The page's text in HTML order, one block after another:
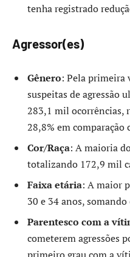
tenha registrado
Agressor(es)
Gênero: Pela primeira
suspeitas de agressão
283,1 mil ocorrências,
28,8% em comparação
Cor/Raça: A maioria
totalizando 172,9 mil
Faixa etária: A maior
30 e 34 anos,
Parentesco com a
cometerem agressões